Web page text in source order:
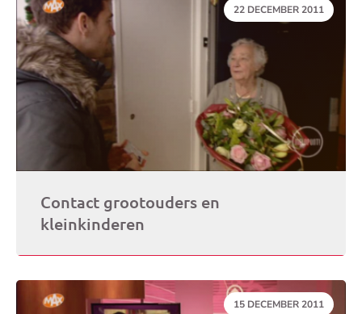
DATUM:
22 DECEMBER 2011
Contact grootouders en
kleinkinderen
DATUM:
15 DECEMBER 2011